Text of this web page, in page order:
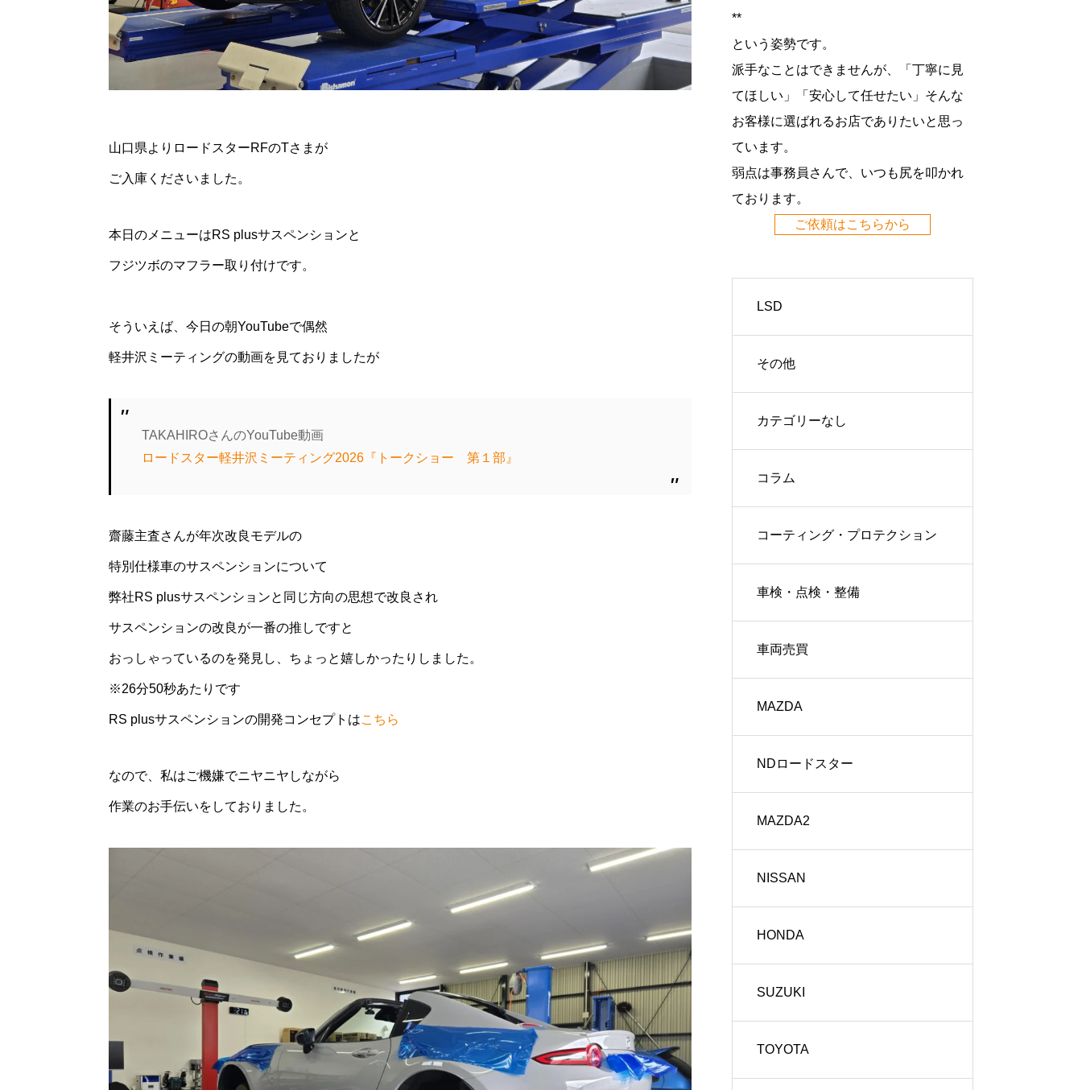
山口県よりロードスターRFのTさまが
ご入庫くださいました。
本日のメニューはRS plusサスペンションと
フジツボのマフラー取り付けです。
そういえば、今日の朝YouTubeで偶然
軽井沢ミーティングの動画を見ておりましたが
TAKAHIROさんのYouTube動画
ロードスター軽井沢ミーティング2026『トークショー 第１部』
齋藤主査さんが年次改良モデルの
特別仕様車のサスペンションについて
弊社RS plusサスペンションと同じ方向の思想で改良され
サスペンションの改良が一番の推しですと
おっしゃっているのを発見し、ちょっと嬉しかったりしました。
※26分50秒あたりです
RS plusサスペンションの開発コンセプトはこちら
なので、私はご機嫌でニヤニヤしながら
作業のお手伝いをしておりました。
**
という姿勢です。
派手なことはできませんが、「丁寧に見
てほしい」「安心して任せたい」そんな
お客様に選ばれるお店でありたいと思っ
ています。
弱点は事務員さんで、いつも尻を叩かれ
ております。
ご依頼はこちらから
LSD
その他
カテゴリーなし
コラム
コーティング・プロテクション
車検・点検・整備
車両売買
MAZDA
NDロードスター
MAZDA2
NISSAN
HONDA
SUZUKI
TOYOTA